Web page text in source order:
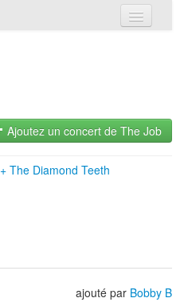
Ajoutez un concert de The Job
+ The Diamond Teeth
ajouté par Bobby B